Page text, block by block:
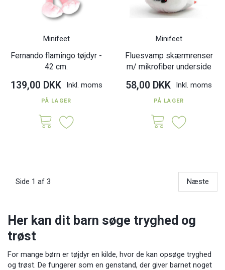
Minifeet
Fernando flamingo tøjdyr -
42 cm.
139,00 DKK Inkl. moms
PÅ LAGER
Minifeet
Fluesvamp skærmrenser
m/ mikrofiber underside
58,00 DKK Inkl. moms
PÅ LAGER
Side 1 af 3 Næste
Her kan dit barn søge tryghed og
trøst
For mange børn er tøjdyr en kilde, hvor de kan opsøge tryghed
og trøst. De fungerer som en genstand, der giver barnet noget